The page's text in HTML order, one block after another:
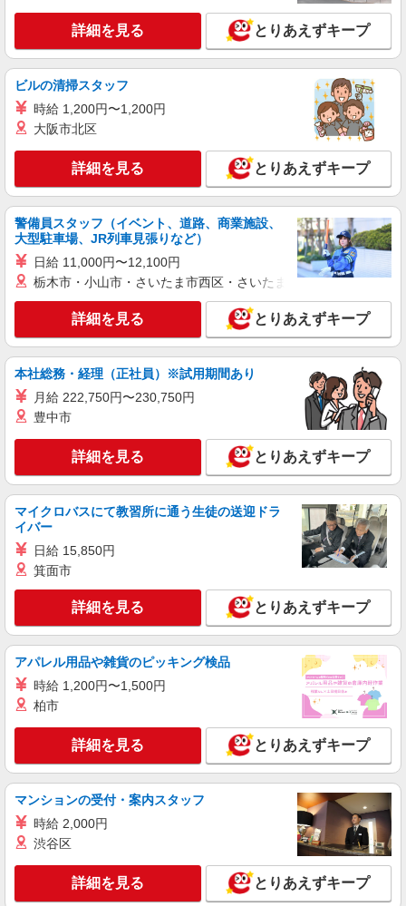
株式会社kotrio /●CB-H-1899988
＜神立＞デイサービスSTAFF＊16時退社も
OK！子育て世代活躍中
時給1500円〜2250円 ＜日払い有/週払い有/交
かすみがうら市
キープ 詳細を見る
派遣社員
株式会社kotrio /●CB-H-1879917
落ち着いた少人数環境/グループホームで暮ら
しの手伝い◆週3〜OK
時給1500円〜2125円 ＜日払い有/週払い有/交
かすみがうら市
キープ 詳細を見る
詳細を見る とりあえずキープ
ビルの清掃スタッフ
時給 1,200円〜1,200円
大阪市北区
詳細を見る とりあえずキープ
警備員スタッフ（イベント、道路、商業施設、
大型駐車場、JR列車見張りなど）
日給 11,000円〜12,100円
栃木市・小山市・さいたま市西区・さいたま市岩槻区・久喜市・
詳細を見る とりあえずキープ
本社総務・経理（正社員）※試用期間あり
月給 222,750円〜230,750円
豊中市
詳細を見る とりあえずキープ
マイクロバスにて教習所に通う生徒の送迎ドラ
イバー
日給 15,850円
箕面市
詳細を見る とりあえずキープ
アパレル用品や雑貨のピッキング検品
時給 1,200円〜1,500円
柏市
詳細を見る とりあえずキープ
マンションの受付・案内スタッフ
時給 2,000円
渋谷区
詳細を見る とりあえずキープ